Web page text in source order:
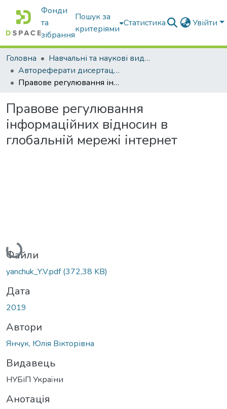
Фонди
та
зібрання
Пошук за
критеріями
Статистика Увійти
Головна
Навчальні та наукові видання
Автореферати дисертацій та дисертації
Правове регулювання інформаційних відносин в глобальній мережі інтернет
Правове регулювання
інформаційних відносин в
глобальній мережі інтернет
Вантажиться...
Файли
yanchuk_Y.V.pdf(372,38 KB)
Дата
2019
Автори
Янчук, Юлія Вікторівна
Видавець
НУБіП України
Анотація